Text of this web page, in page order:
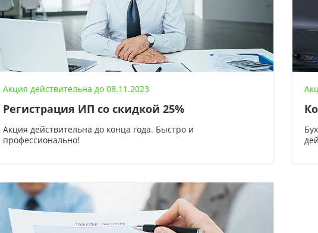
Акция действительна до 08.11.2023
Регистрация ИП со скидкой 25%
Акция действительна до конца года. Быстро и
профессионально!